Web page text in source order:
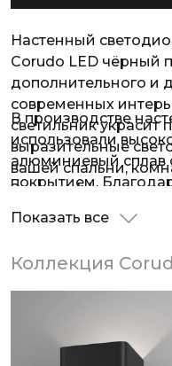
Настенный
Corudo LED чёрный
дополнительного и
современных
светильник
выразительные
вашей спальни,
Вт образуют
В производстве
использовали
алюминиевый
покрытием.
светильник легко
Показать все
Коллекция